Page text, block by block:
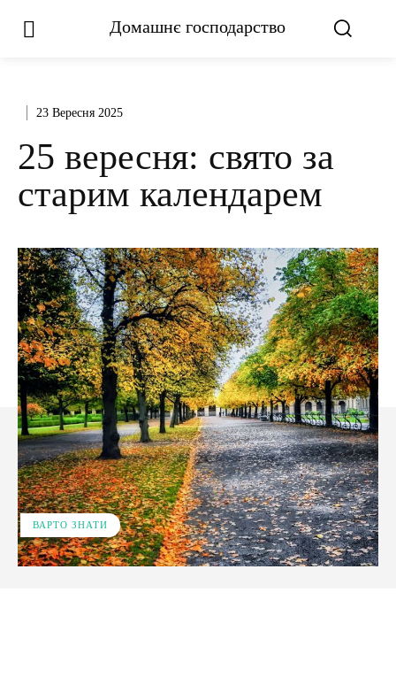
Домашнє господарство
23 Вересня 2025
25 вересня: свято за
старим календарем
ВАРТО ЗНАТИ